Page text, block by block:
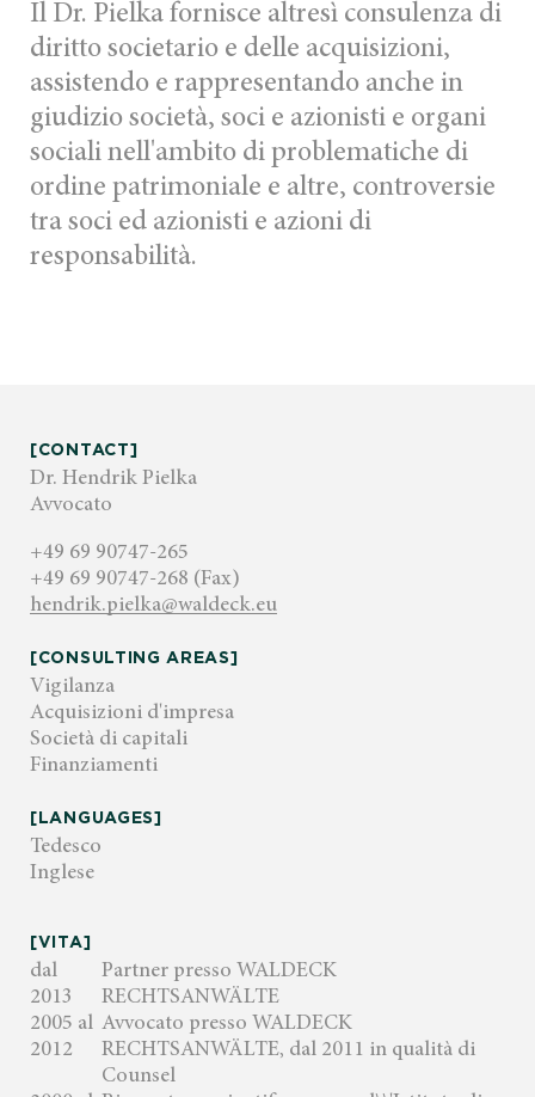
Il Dr. Pielka fornisce altresì consulenza di
diritto societario e delle acquisizioni,
assistendo e rappresentando anche in
giudizio società, soci e azionisti e organi
sociali nell'ambito di problematiche di
ordine patrimoniale e altre, controversie
tra soci ed azionisti e azioni di
responsabilità.
[CONTACT]
Dr. Hendrik Pielka
Avvocato
+49 69 90747-265
+49 69 90747-268 (Fax)
hendrik.pielka@waldeck.eu
[CONSULTING AREAS]
Vigilanza
Acquisizioni d'impresa
Società di capitali
Finanziamenti
[LANGUAGES]
Tedesco
Inglese
[VITA]
dal
2013
Partner presso WALDECK
RECHTSANWÄLTE
2005 al
2012
Avvocato presso WALDECK
RECHTSANWÄLTE, dal 2011 in qualità di
Counsel